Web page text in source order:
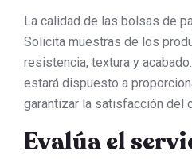
La calidad de las bolsas de
Solicita muestras de los
resistencia, textura y
estará dispuesto a
garantizar la satisfacción del
Evalúa el